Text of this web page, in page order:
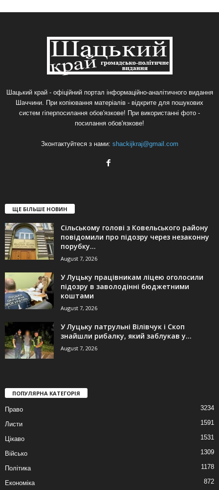
Шацький край - офіційний портал інформаційно-аналітичного видання
Шаччини. При копіювання матеріалів - відкрите для пошукових
систем гіперпосилання обов'язкове! При використанні фото -
посилання обов'язкове!
Зконтактуйтеся з нами: shackijkraj@gmail.com
ЩЕ БІЛЬШЕ НОВИН
Сільському голові з Ковельського району
повідомили про підозру через незаконну
порубку...
August 7, 2026
У Луцьку працівникам ліцею оголосили
підозру в заволодінні бюджетними
коштами
August 7, 2026
У Луцьку патрульні Вілівчук і Скоп
знайшли рибалку, який заблукав у...
August 7, 2026
ПОПУЛЯРНА КАТЕГОРІЯ
Право 3234
Листи 1591
Цікаво 1531
Військо 1309
Політика 1178
Економіка 872